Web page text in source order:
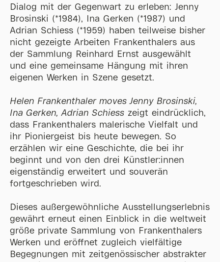
Dialog mit der Gegenwart zu erleben: Jenny
Brosinski (*1984), Ina Gerken (*1987) und
Adrian Schiess (*1959) haben teilweise bisher
nicht gezeigte Arbeiten Frankenthalers aus
der Sammlung Reinhard Ernst ausgewählt
und eine gemeinsame Hängung mit ihren
eigenen Werken in Szene gesetzt.
Helen Frankenthaler moves Jenny Brosinski,
Ina Gerken, Adrian Schiess zeigt eindrücklich,
dass Frankenthalers malerische Vielfalt und
ihr Pioniergeist bis heute bewegen. So
erzählen wir eine Geschichte, die bei ihr
beginnt und von den drei Künstler:innen
eigenständig erweitert und souverän
fortgeschrieben wird.
Dieses außergewöhnliche Ausstellungserlebnis
gewährt erneut einen Einblick in die weltweit
größe private Sammlung von Frankenthalers
Werken und eröffnet zugleich vielfältige
Begegnungen mit zeitgenössischer abstrakter